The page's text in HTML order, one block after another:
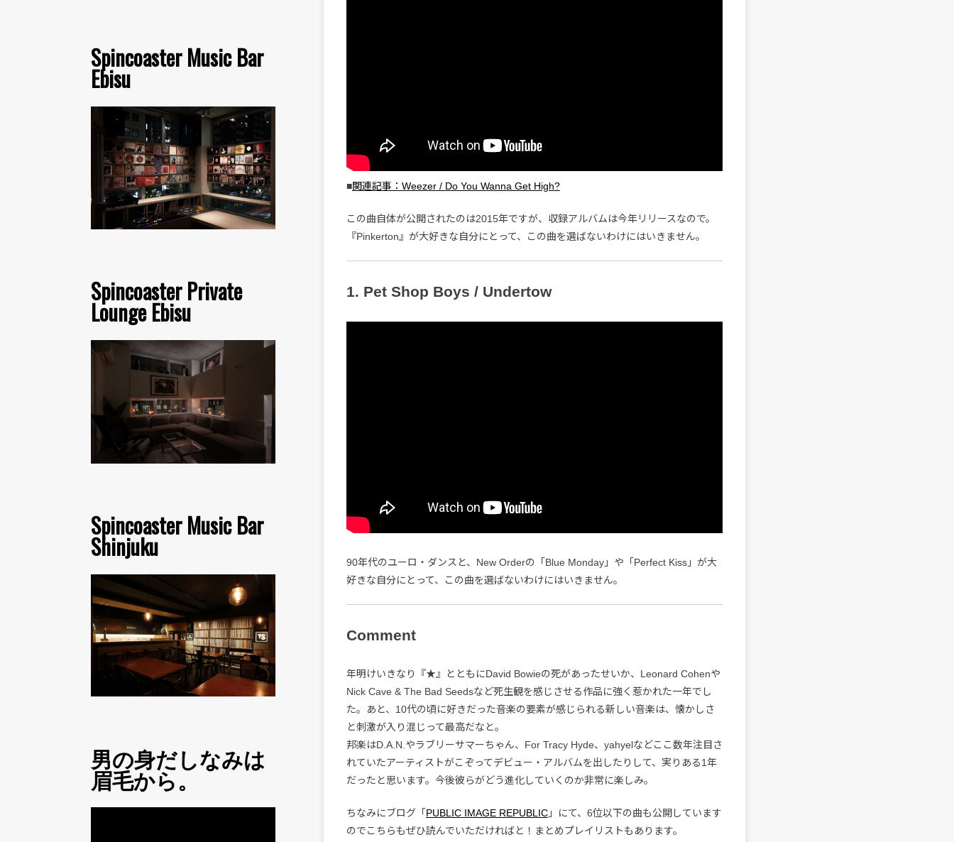
Spincoaster Music Bar
Ebisu
Spincoaster Private
Lounge Ebisu
Spincoaster Music Bar
Shinjuku
男の身だしなみは
眉毛から。
■関連記事：Weezer / Do You Wanna Get High?
この曲自体が公開されたのは2015年ですが、収録アルバムは今年リリースなので。
『Pinkerton』が大好きな自分にとって、この曲を選ばないわけにはいきません。
1. Pet Shop Boys / Undertow
90年代のユーロ・ダンスと、New Orderの「Blue Monday」や「Perfect Kiss」が大
好きな自分にとって、この曲を選ばないわけにはいきません。
Comment
年明けいきなり『★』とともにDavid Bowieの死があったせいか、Leonard Cohenや
Nick Cave & The Bad Seedsなど死生観を感じさせる作品に強く惹かれた一年でし
た。あと、10代の頃に好きだった音楽の要素が感じられる新しい音楽は、懐かしさ
と刺激が入り混じって最高だなと。
邦楽はD.A.N.やラブリーサマーちゃん、For Tracy Hyde、yahyelなどここ数年注目さ
れていたアーティストがこぞってデビュー・アルバムを出したりして、実りある1年
だったと思います。今後彼らがどう進化していくのか非常に楽しみ。
ちなみにブログ「 PUBLIC IMAGE REPUBLIC 」にて、6位以下の曲も公開しています
のでこちらもぜひ読んでいただければと！まとめプレイリストもあります。